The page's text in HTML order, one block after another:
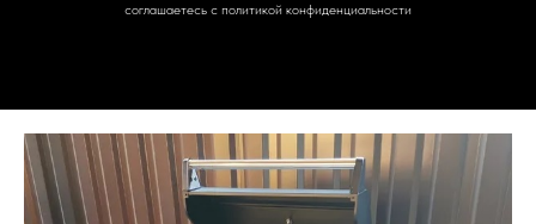
соглашаетесь c политикой конфиденциальности